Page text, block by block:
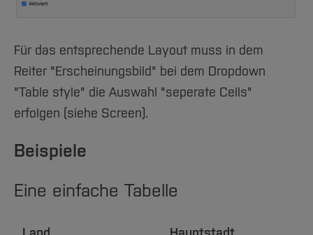
Für das entsprechende Layout muss in dem
Reiter "Erscheinungsbild" bei dem Dropdown
"Table style" die Auswahl "seperate Cells"
erfolgen (siehe Screen).
Beispiele
Eine einfache Tabelle